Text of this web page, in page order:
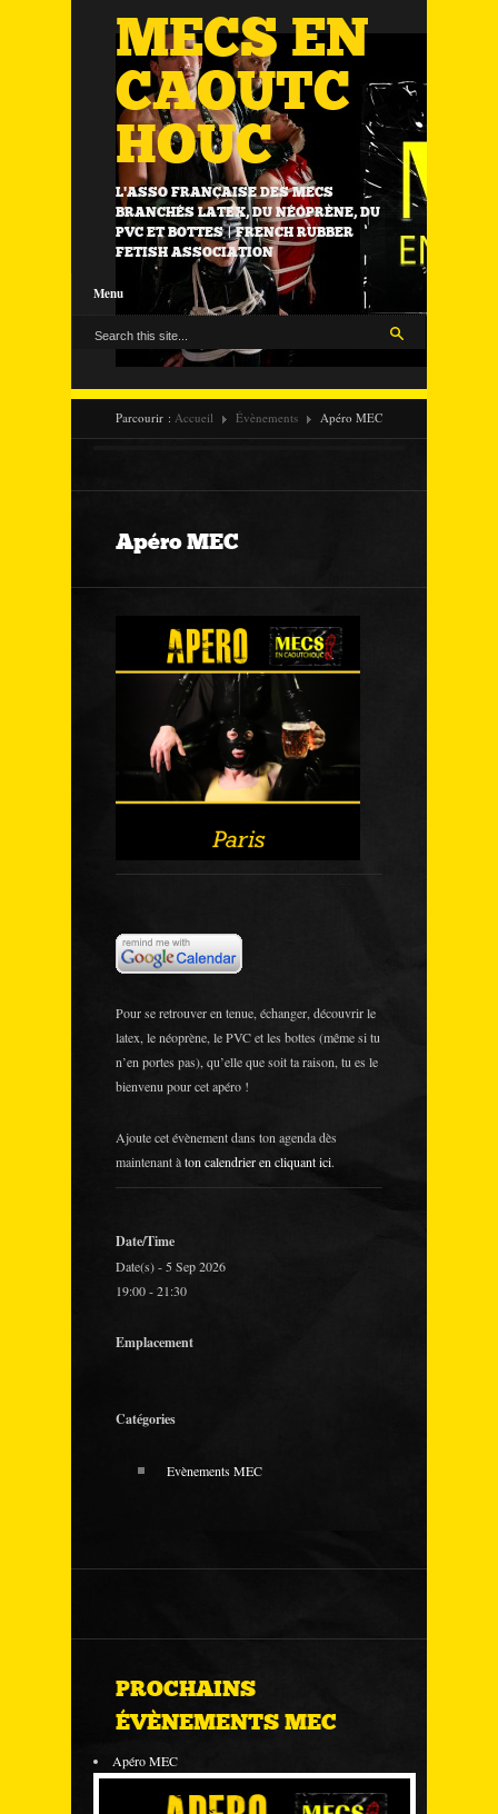
MECS EN
CAOUTC
HOUC
L'ASSO FRANÇAISE DES MECS
BRANCHÉS LATEX, DU NÉOPRÈNE, DU
PVC ET BOTTES | FRENCH RUBBER
FETISH ASSOCIATION
Menu
Parcourir : Accueil Évènements Apéro MEC
Apéro MEC
Pour se retrouver en tenue, échanger, découvrir le
latex, le néoprène, le PVC et les bottes (même si tu
n’en portes pas), qu’elle que soit ta raison, tu es le
bienvenu pour cet apéro !
Ajoute cet évènement dans ton agenda dès
maintenant àton calendrier en cliquant ici.
Date/Time
Date(s) - 5 Sep 2026
19:00 - 21:30
Emplacement
Catégories
Evènements MEC
PROCHAINS
ÉVÈNEMENTS MEC
Apéro MEC